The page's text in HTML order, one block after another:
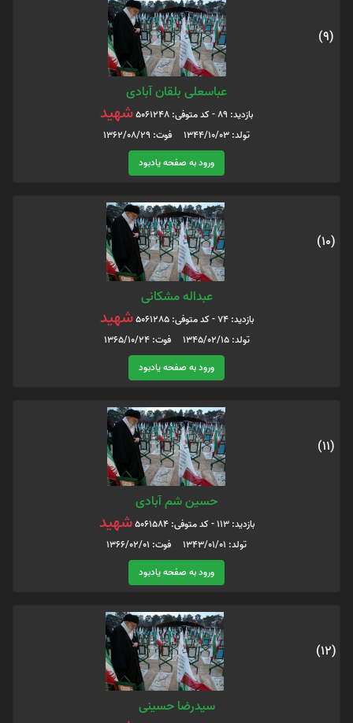
(9)
عباسعلی بلقان آبادی
بازدید: 89 - کد متوفی: 5061248 شهید
تولد: 1344/10/03 فوت: 1362/08/29
ورود به صفحه یادبود
(10)
عبداله مشکانی
بازدید: 74 - کد متوفی: 5061285 شهید
تولد: 1345/02/15 فوت: 1365/10/24
ورود به صفحه یادبود
(11)
حسین شم آبادی
بازدید: 113 - کد متوفی: 5061584 شهید
تولد: 1343/01/01 فوت: 1366/02/01
ورود به صفحه یادبود
(12)
سیدرضا حسینی